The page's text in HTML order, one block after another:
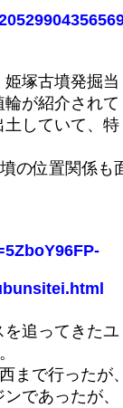
姫塚古墳発掘当
が紹介されて
土していて、特
の位置関係も
を追ってきたユ
まで行ったが
であったが、